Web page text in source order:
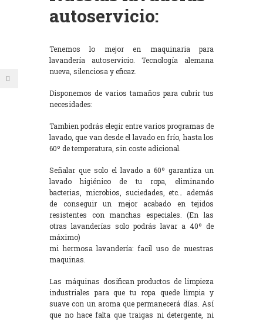
autoservicio:
Tenemos lo mejor en maquinaria para
lavandería autoservicio. Tecnología alemana
nueva, silenciosa y eficaz.
Disponemos de varios tamaños para cubrir tus
necesidades:
Tambien podrás elegir entre varios programas de
lavado, que van desde el lavado en frío, hasta los
60º de temperatura, sin coste adicional.
Señalar que solo el lavado a 60º garantiza un
lavado higiénico de tu ropa, eliminando
bacterias, microbios, suciedades, etc… además
de conseguir un mejor acabado en tejidos
resistentes con manchas especiales. (En las
otras lavanderías solo podrás lavar a 40º de
máximo)
mi hermosa lavandería: facil uso de nuestras
maquinas.
Las máquinas dosifican productos de limpieza
industriales para que tu ropa quede limpia y
suave con un aroma que permanecerá días. Así
que no hace falta que traigas ni detergente, ni